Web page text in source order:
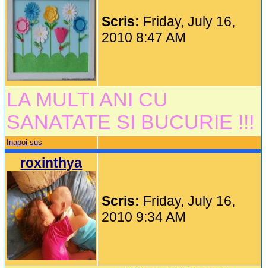
Scris: Friday, July 16,
2010 8:47 AM
LA MULTI ANI CU
SANATATE SI BUCURIE !!!
Inapoi sus
roxinthya
Scris: Friday, July 16,
2010 9:34 AM